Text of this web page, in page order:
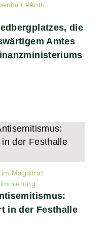
#Anti-
die
Amtes
im Magistrat
in der Festhalle